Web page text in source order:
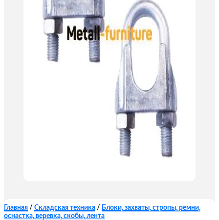
Главная / Складская техника / Блоки, захваты, стропы, ремни,
оснастка, веревка, скобы, лента